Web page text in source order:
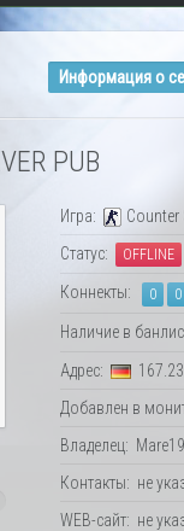
Информация о
PUB
Игра:
Counter
Статус:
OFFLINE
Коннекты: 0 0
Наличие в
Адрес:
Добавлен в
Владелец:
Контакты: не
WEB-сайт: не